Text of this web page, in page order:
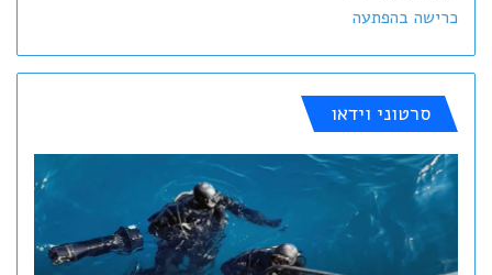
כרישה בהפתעה
סרטוני וידאו